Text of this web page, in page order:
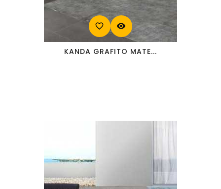
favorite_border visibility
KANDA GRAFITO MATE...